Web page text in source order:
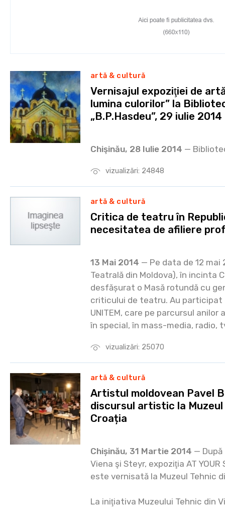
vizualizări: 24848
artă & cultură
Vernisajul expoziţiei de
lumina culorilor” la
„B.P.Hasdeu”, 29 iulie 2014
Chişinău, 28 Iulie 2014 —
vizualizări: 25070
artă & cultură
Critica de teatru în
necesitatea de afiliere
13 Mai 2014 — Pe data de 12 mai
Teatrală din Moldova), în incinta
desfășurat o Masă rotundă cu
criticului de teatru. Au
UNITEM, care pe parcursul
în special, în mass-media, radio,
artă & cultură
Artistul moldovean Pavel
discursul artistic la Muzeul
Croația
Chișinău, 31 Martie 2014 —
Viena şi Steyr, expoziţia AT YOUR
este vernisată la Muzeul Tehnic
La iniţiativa Muzeului Tehnic din